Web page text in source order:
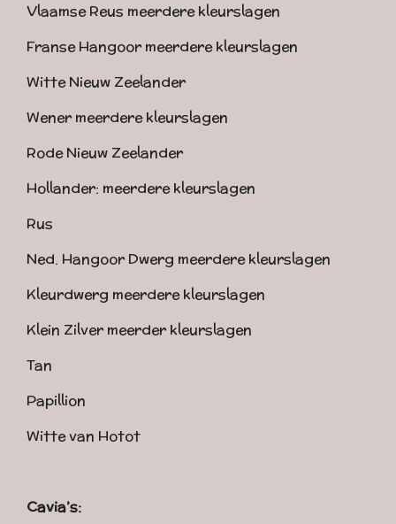
Vlaamse Reus meerdere kleurslagen
Franse Hangoor meerdere kleurslagen
Witte Nieuw Zeelander
Wener meerdere kleurslagen
Rode Nieuw Zeelander
Hollander: meerdere kleurslagen
Rus
Ned. Hangoor Dwerg meerdere kleurslagen
Kleurdwerg meerdere kleurslagen
Klein Zilver meerder kleurslagen
Tan
Papillion
Witte van Hotot
Cavia’s: